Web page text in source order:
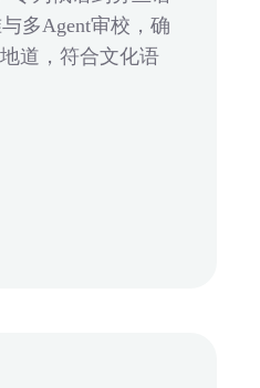
多Agent审校，确
道，符合文化语